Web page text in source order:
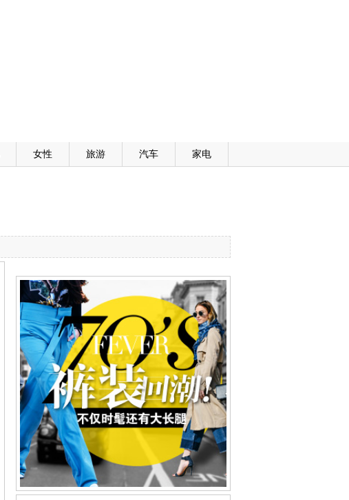
女性 旅游 汽车 家电